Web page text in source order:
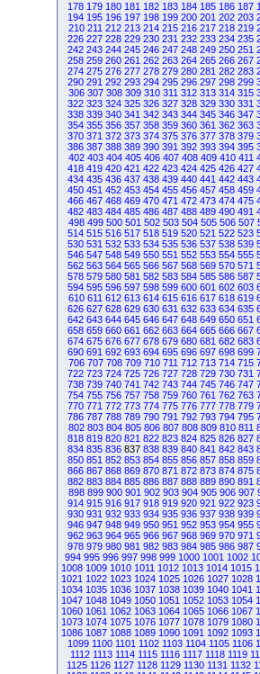
178 179 180 181 182 183 184 185 186 187
194 195 196 197 198 199 200 201 202 203
210 211 212 213 214 215 216 217 218 219
226 227 228 229 230 231 232 233 234 235
242 243 244 245 246 247 248 249 250 251
258 259 260 261 262 263 264 265 266 267
274 275 276 277 278 279 280 281 282 283
290 291 292 293 294 295 296 297 298 299
306 307 308 309 310 311 312 313 314 315
322 323 324 325 326 327 328 329 330 331
338 339 340 341 342 343 344 345 346 347
354 355 356 357 358 359 360 361 362 363
370 371 372 373 374 375 376 377 378 379
386 387 388 389 390 391 392 393 394 395
402 403 404 405 406 407 408 409 410 411
418 419 420 421 422 423 424 425 426 427
434 435 436 437 438 439 440 441 442 443
450 451 452 453 454 455 456 457 458 459
466 467 468 469 470 471 472 473 474 475
482 483 484 485 486 487 488 489 490 491
498 499 500 501 502 503 504 505 506 507
514 515 516 517 518 519 520 521 522 523
530 531 532 533 534 535 536 537 538 539
546 547 548 549 550 551 552 553 554 555
562 563 564 565 566 567 568 569 570 571
578 579 580 581 582 583 584 585 586 587
594 595 596 597 598 599 600 601 602 603
610 611 612 613 614 615 616 617 618 619
626 627 628 629 630 631 632 633 634 635
642 643 644 645 646 647 648 649 650 651
658 659 660 661 662 663 664 665 666 667
674 675 676 677 678 679 680 681 682 683
690 691 692 693 694 695 696 697 698 699
706 707 708 709 710 711 712 713 714 715
722 723 724 725 726 727 728 729 730 731
738 739 740 741 742 743 744 745 746 747
754 755 756 757 758 759 760 761 762 763
770 771 772 773 774 775 776 777 778 779
786 787 788 789 790 791 792 793 794 795
802 803 804 805 806 807 808 809 810 811
818 819 820 821 822 823 824 825 826 827
834 835 836 837 838 839 840 841 842 843
850 851 852 853 854 855 856 857 858 859
866 867 868 869 870 871 872 873 874 875
882 883 884 885 886 887 888 889 890 891
898 899 900 901 902 903 904 905 906 907
914 915 916 917 918 919 920 921 922 923
930 931 932 933 934 935 936 937 938 939
946 947 948 949 950 951 952 953 954 955
962 963 964 965 966 967 968 969 970 971
978 979 980 981 982 983 984 985 986 987
994 995 996 997 998 999 1000 1001 1002
1008 1009 1010 1011 1012 1013 1014 1015
1021 1022 1023 1024 1025 1026 1027 1028
1034 1035 1036 1037 1038 1039 1040 1041
1047 1048 1049 1050 1051 1052 1053 1054
1060 1061 1062 1063 1064 1065 1066 1067
1073 1074 1075 1076 1077 1078 1079 1080
1086 1087 1088 1089 1090 1091 1092 1093
1099 1100 1101 1102 1103 1104 1105 1106
1112 1113 1114 1115 1116 1117 1118 1119
1125 1126 1127 1128 1129 1130 1131 1132